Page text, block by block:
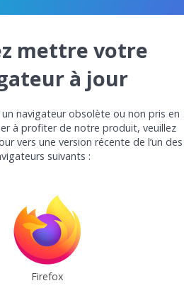
mettre votre
à jour
navigateur obsolète ou non pris en
à profiter de notre produit, veuillez
vers une version récente de l’un des
suivants :
Firefox